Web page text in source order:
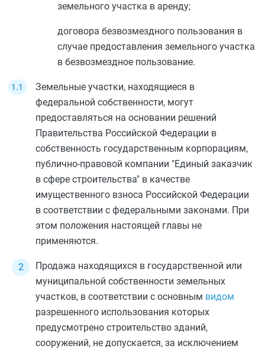
земельного участка в аренду;
договора безвозмездного пользования в
случае предоставления земельного участка
в безвозмездное пользование.
Земельные участки, находящиеся в
федеральной собственности, могут
предоставляться на основании решений
Правительства Российской Федерации в
собственность государственным корпорациям,
публично-правовой компании "Единый заказчик
в сфере строительства" в качестве
имущественного взноса Российской Федерации
в соответствии с федеральными законами. При
этом положения настоящей главы не
применяются.
Продажа находящихся в государственной или
муниципальной собственности земельных
участков, в соответствии с основным видом
разрешенного использования которых
предусмотрено строительство зданий,
сооружений, не допускается, за исключением